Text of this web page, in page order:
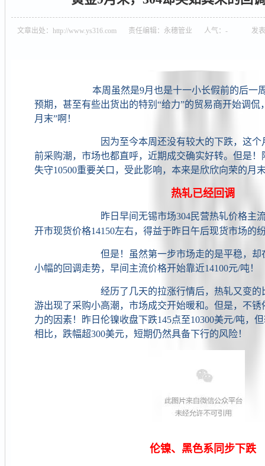
文章出处：http://www.ys316.com 责任编辑：永穗管业 人气：- 发
本周虽然是9月也是十一小长假前的后一周，
预期，甚至有些出货出的特别“给力”的贸易商开始调侃
月末”啊！
因为至今本周还没有较大的下跌，这个月
前采购潮，市场也都直呼，近期成交确实好转。但是
失守10500重要关口，受此影响，本来是欣欣向荣的月
热轧已经回调
昨日早间无锡市场304民营热轧价格主流在
开市现货价格14150左右，得益于昨日午后现货市场的
但是！虽然第一步市场走的是平稳，却在
小幅的回调走势，早间主流价格开始靠近14100元/吨！
经历了几天的拉涨行情后，热轧又变的比
游出现了采购小高潮，市场成交开始暖和。但是，不
力的因素！昨日伦镍收盘下跌145点至10300美元/吨，
相比，跌幅超300美元，短期仍然具备下行的风险！
伦镍、黑色系同步下跌